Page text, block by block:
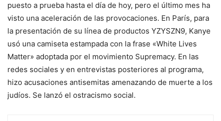
puesto a prueba hasta el día de hoy, pero el último mes ha
visto una aceleración de las provocaciones. En París, para
la presentación de su línea de productos YZYSZN9, Kanye
usó una camiseta estampada con la frase «White Lives
Matter» adoptada por el movimiento Supremacy. En las
redes sociales y en entrevistas posteriores al programa,
hizo acusaciones antisemitas amenazando de muerte a los
judíos. Se lanzó el ostracismo social.